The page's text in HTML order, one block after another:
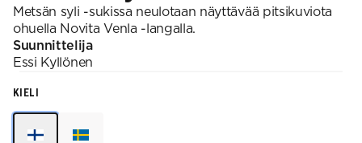
Metsän syli -sukissa neulotaan näyttävää pitsikuviota
ohuella Novita Venla -langalla.
Suunnittelija
Essi Kyllönen
KIELI